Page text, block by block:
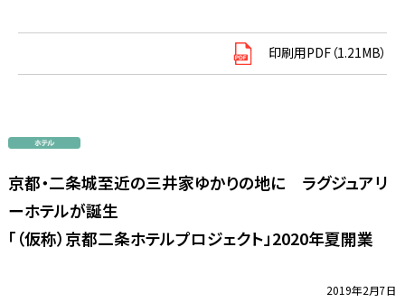
印刷用PDF（1.21MB）
京都・二条城至近の三井家ゆかりの地に ラグジュアリ
ーホテルが誕生
「（仮称）京都二条ホテルプロジェクト」2020年夏開業
2019年2月7日